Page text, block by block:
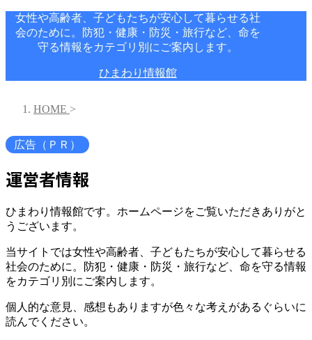
女性や高齢者、子どもたちが安心して暮らせる社
会のために。防犯・健康・防災・旅行など、命を
守る情報をカテゴリ別にご案内します。
ひまわり情報館
HOME >
広告（ＰＲ）
運営者情報
ひまわり情報館です。ホームページをご覧いただきありがと
うございます。
当サイトでは女性や高齢者、子どもたちが安心して暮らせる
社会のために。防犯・健康・防災・旅行など、命を守る情報
をカテゴリ別にご案内します。
個人的な意見、感想もありますが色々な考えがあるぐらいに
読んでください。